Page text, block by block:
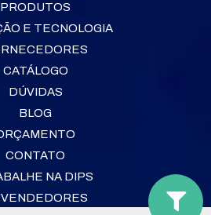
PRODUTOS
E TECNOLOGIA
CATÁLOGO
DÚVIDAS
BLOG
CONTATO
NA DIPS